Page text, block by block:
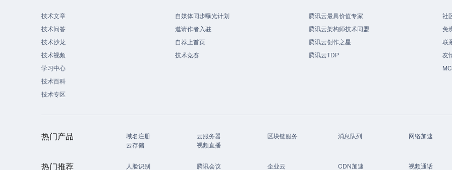
技术文章
技术问答
技术沙龙
技术视频
学习中心
技术百科
技术专区
自媒体同步曝光计划
邀请作者入驻
自荐上首页
技术竞赛
腾讯云最具价值专家
腾讯云架构师技术同盟
腾讯云创作之星
腾讯云TDP
社
免
联
友
热门产品 域名注册 云服务器 区块链服务 消息队列
网络加速
云存储
视频直播
热门推荐 人脸识别 腾讯会议 企业云 CDN加速 视频通话